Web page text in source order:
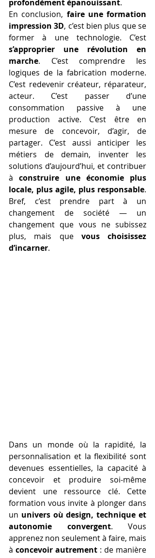
profondément épanouissant.
En conclusion, faire une formation
impression 3D, c’est bien plus que se
s’approprier une révolution en
marche. C’est comprendre les
logiques de la fabrication moderne.
C’est redevenir créateur, réparateur,
acteur. C’est passer d’une
consommation passive à une
production active. C’est être en
mesure de concevoir, d’agir, de
partager. C’est aussi anticiper les
métiers de demain, inventer les
solutions d’aujourd’hui, et contribuer
à construire une économie plus
locale, plus agile, plus responsable.
Bref, c’est prendre part à un
changement de société — un
changement que vous ne subissez
plus, mais que vous choisissez
d’incarner.
Dans un monde où la rapidité, la
personnalisation et la flexibilité sont
devenues essentielles, la capacité à
concevoir et produire soi-même
devient une ressource clé. Cette
formation vous invite à plonger dans
un univers où design, technique et
autonomie convergent. Vous
apprenez non seulement à faire, mais
à concevoir autrement : de manière